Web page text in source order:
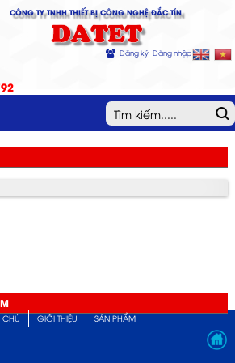
CÔNG TY TNHH THIẾT BỊ CÔNG NGHỆ ĐẮC TÍN
DATET
Đăng ký Đăng nhập
CHỦ GIỚI THIỆU SẢN PHẨM